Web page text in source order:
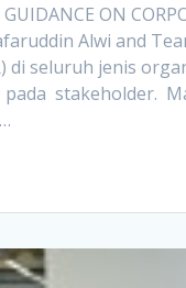
ON
Alwi and
di seluruh jenis
stakeholder.